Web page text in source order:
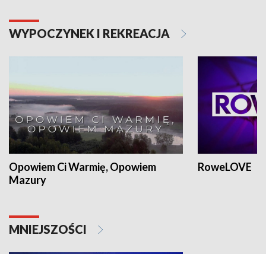
WYPOCZYNEK I REKREACJA
Opowiem Ci Warmię, Opowiem
Mazury
RoweLOVE
MNIEJSZOŚCI